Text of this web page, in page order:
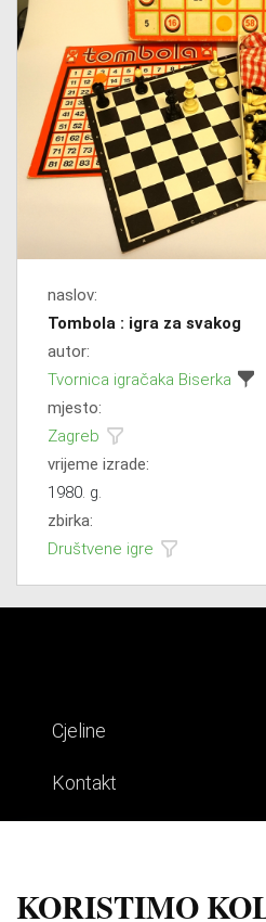
naslov:
Tombola : igra za svakog
autor:
Tvornica igračaka Biserka
mjesto:
Zagreb
vrijeme izrade:
1980. g.
zbirka:
Društvene igre
Cjeline
Kontakt
KORISTIMO